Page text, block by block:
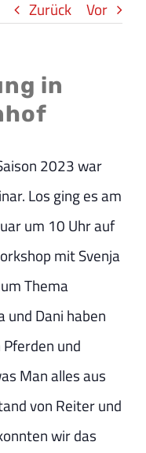
Zurück Vor
in
2023 war
Los ging es am
um 10 Uhr auf
mit Svenja
Thema
und Dani haben
und
Man alles aus
von Reiter und
wir das